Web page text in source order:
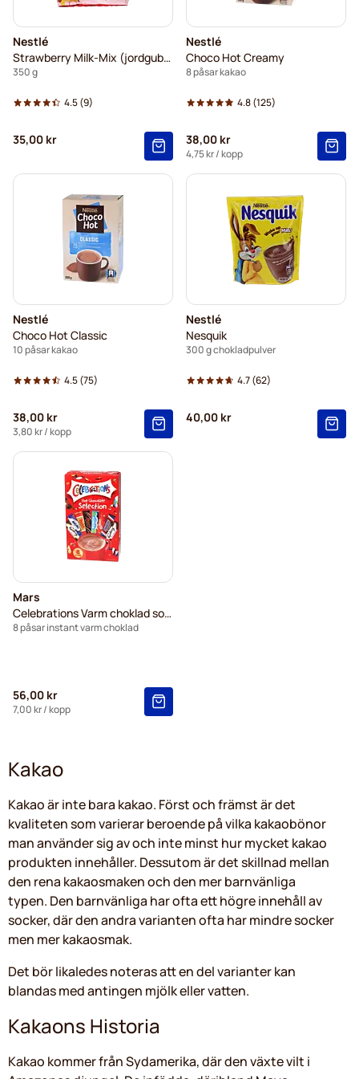
Nestlé
Strawberry Milk-Mix (jordgubb)
350 g
4.5(9)
35,00 kr
Nestlé
Choco Hot Creamy
8 påsar kakao
4.8(125)
38,00 kr
4,75 kr/ kopp
Nestlé
Choco Hot Classic
10 påsar kakao
4.5(75)
38,00 kr
3,80 kr/ kopp
Nestlé
Nesquik
300 g chokladpulver
4.7(62)
40,00 kr
Mars
Celebrations Varm choklad sortiment
8 påsar instant varm choklad
56,00 kr
7,00 kr/ kopp
Kakao
Kakao är inte bara kakao. Först och främst är det
kvaliteten som varierar beroende på vilka kakaobönor
man använder sig av och inte minst hur mycket kakao
produkten innehåller. Dessutom är det skillnad mellan
den rena kakaosmaken och den mer barnvänliga
typen. Den barnvänliga har ofta ett högre innehåll av
socker, där den andra varianten ofta har mindre socker
men mer kakaosmak.
Det bör likaledes noteras att en del varianter kan
blandas med antingen mjölk eller vatten.
Kakaons Historia
Kakao kommer från Sydamerika, där den växte vilt i